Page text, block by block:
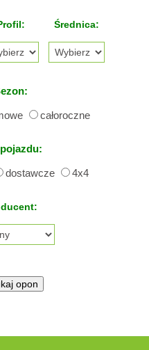
Średnica:
całoroczne
dostawcze 4x4